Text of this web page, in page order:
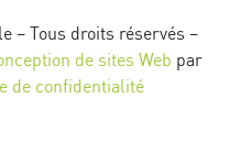
– Tous droits réservés –
de sites Web par
de confidentialité